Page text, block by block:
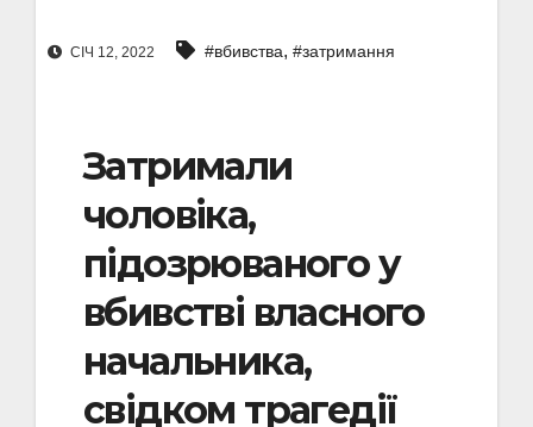
СІЧ 12, 2022 #вбивства, #затримання
Затримали
чоловіка,
підозрюваного у
вбивстві власного
начальника,
cвідком трагедії